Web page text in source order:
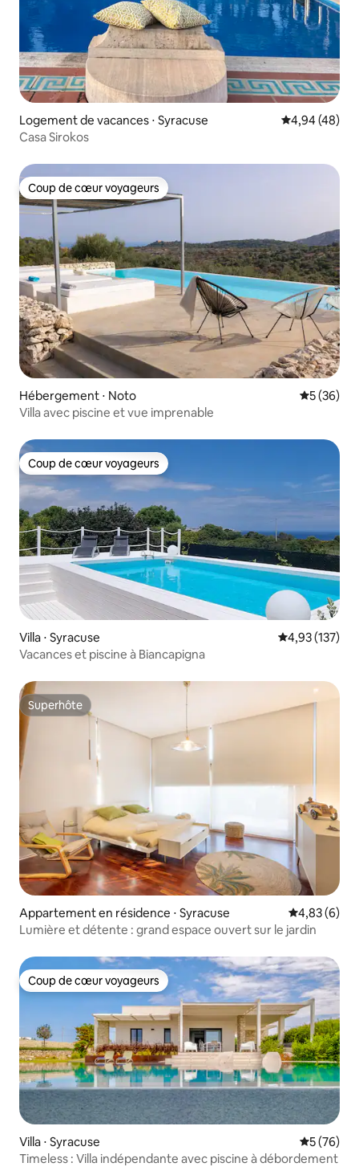
Logement de vacances ⋅ Syracuse Évaluation
4,94 (48)
Casa Sirokos
Coup de cœur voyageurs
Coup de cœur voyageurs
Hébergement ⋅ Noto
5 (36)
Villa avec piscine et vue imprenable
Coup de cœur voyageurs
Coup de cœur voyageurs
Villa ⋅ Syracuse Évaluation
4,93 (137)
Vacances et piscine à Biancapigna
Superhôte
Superhôte
Appartement en résidence ⋅ Syracuse Évaluation
4,83 (6)
Lumière et détente : grand espace ouvert sur le jardin
Coup de cœur voyageurs
Coup de cœur voyageurs
Villa ⋅ Syracuse
5 (76)
Timeless : Villa indépendante avec piscine à débordement